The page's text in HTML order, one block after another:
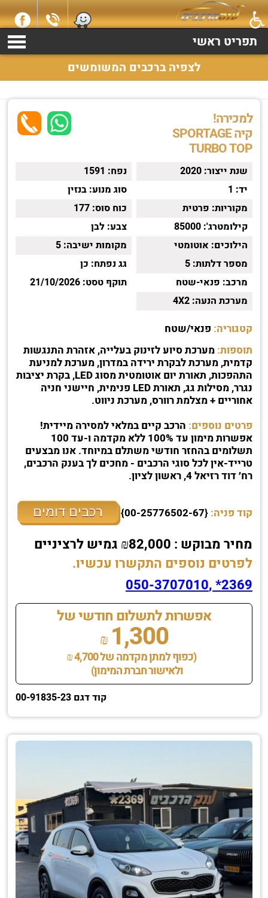
למכירה קיה SPORTAGE שנת 2020 התקשרו עכשיו 2369*
תפריט ראשי
לצפיה ברכבים המשומשים
למכירה!
קיה SPORTAGE
TURBO TOP
שנת ייצור: 2020
יד: 1
מקוריות: פרטית
קילומטרג': 85000
הילוכים: אוטומטי
מספר דלתות: 5
מרכב: פנאי-שטח
מערכת הנעה: 4X2
נפח: 1591
סוג מנוע: בנזין
כוח סוס: 177
צבע: לבן
מקומות ישיבה: 5
גג נפתח: כן
תוקף טסט: 21/10/2026
קטגוריה: פנאי/שטח
תוספות:מערכת סיוע לזינוק בעלייה, אזהרת התנגשות
קדמית, מערכת לבקרת ירידה במדרון, מערכת למניעת
התהפכות, תאורת יום אוטומטית מסוג LED, בקרת יציבות
נגרר, מסילות גג, תאורת LED פנימית, חיישני חניה
אחוריים + מצלמת רוורס, מערכת ניווט.
פרטים נוספים: הרכב קיים במלאי למסירה מיידית!
אפשרות מימון עד 100% ללא מקדמה ו-עד 100
תשלומים בהחזר חודשי משתלם במיוחד. אנו מבצעים
טרייד-אין לכל סוגי הרכבים - מחכים לך בענק הרכבים,
רח׳ דוד רזיאל 4, ראשון לציון.
קוד פניה:{00-25776502-67} רכבים דומים
מחיר מבוקש : ₪82,000 גמיש לרציניים
לפרטים נוספים התקשרו עכשיו.
2369* ,050-3707010
אפשרות לתשלום חודשי של
1,300
₪
(כפוף למתן מקדמה של 4,700 ₪
ולאישור חברת המימון)
קוד דגם 00-91835-23